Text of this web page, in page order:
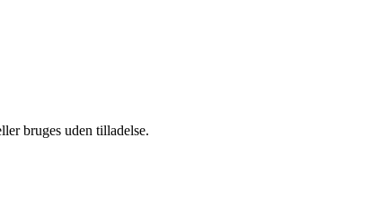
bruges uden tilladelse.